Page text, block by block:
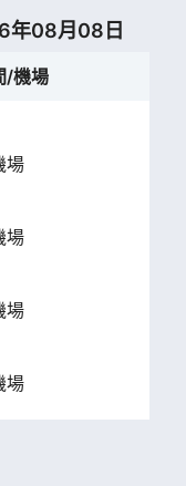
年08月08日
/機場
場
場
場
場